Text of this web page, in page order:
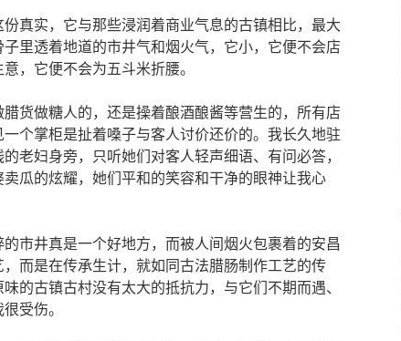
真实，它与那些浸润着商业气息的古镇相比，最大
里透着地道的市井气和烟火气，它小，它便不会店
，它便不会为五斗米折腰。
货做糖人的，还是操着酿酒酿酱等营生的，所有店
个掌柜是扯着嗓子与客人讨价还价的。我长久地驻
老妇身旁，只听她们对客人轻声细语、有问必答，
瓜的炫耀，她们平和的笑容和干净的眼神让我心
市井真是一个好地方，而被人间烟火包裹着的安昌
而是在传承生计，就如同古法腊肠制作工艺的传
的古镇古村没有太大的抵抗力，与它们不期而遇、
受伤。